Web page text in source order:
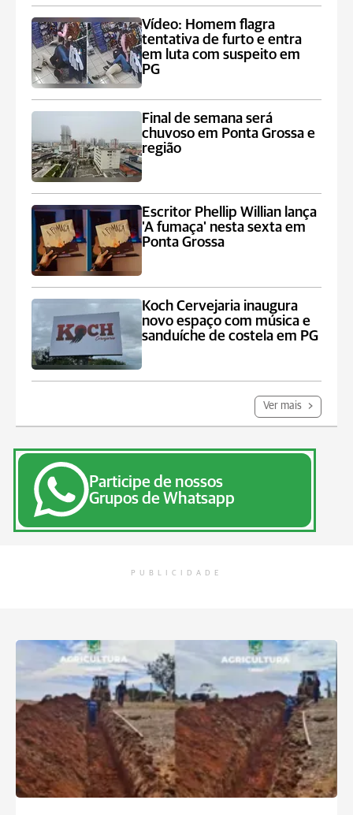
Vídeo: Homem flagra
tentativa de furto e entra
em luta com suspeito em
PG
Final de semana será
chuvoso em Ponta Grossa e
região
Escritor Phellip Willian lança
'A fumaça' nesta sexta em
Ponta Grossa
Koch Cervejaria inaugura
novo espaço com música e
sanduíche de costela em PG
Ver mais
Participe de nossos
Grupos de Whatsapp
PUBLICIDADE